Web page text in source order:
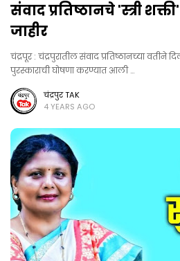
संवाद प्रतिष्ठानचे 'स्त्री
जाहीर
चंद्रपूर : चंद्रपुरातील संवाद प्रतिष्ठानच्या वतीने
पुरस्काराची घोषणा करण्यात आली …
चंद्रपुर TAK
4 YEARS AGO